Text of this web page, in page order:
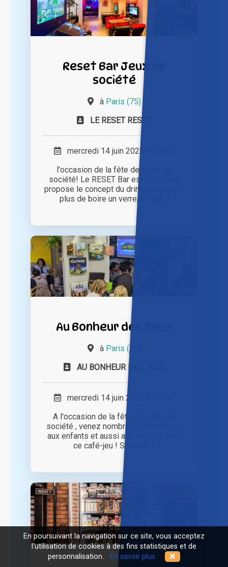
Reset Bar Jeux de
société
à Paris (75)
LE RESET RESET
mercredi 14 juin 2023 à 17h00
l'occasion de la fête des jeux de
société! Le RESET Bar est un bar qui
propose le concept du drink gaming. En
plus de boire un verre, il est [...]
Au Bonheur des Jeux
à Paris (75)
AU BONHEUR DES JEUX
mercredi 14 juin 2023 à 15h00
A l'occasion de la fête des jeux de
société , venez nombreux ! Bienvenue
aux enfants et aussi aux adultes dans
ce café-jeu ! Situé à [...]
En poursuivant la navigation sur ce site, vous acceptez
l'utilisation de cookies à des fins statistiques et de
personnalisation.
En savoir plus